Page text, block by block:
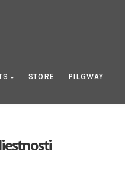
STORE PILGWAY